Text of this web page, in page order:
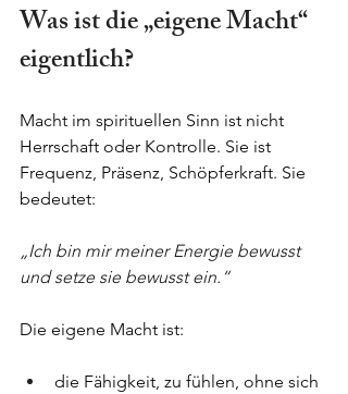
Was ist die „eigene Macht“
eigentlich?
Macht im spirituellen Sinn ist nicht
Herrschaft oder Kontrolle. Sie ist
Frequenz, Präsenz, Schöpferkraft. Sie
bedeutet:
„Ich bin mir meiner Energie bewusst
und setze sie bewusst ein.“
Die eigene Macht ist:
die Fähigkeit, zu fühlen, ohne sich